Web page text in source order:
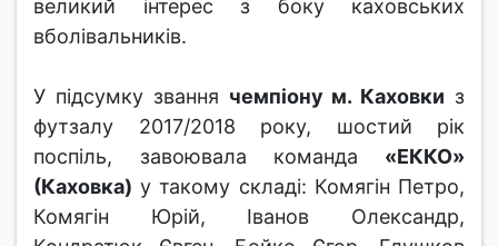
великий інтерес з боку каховських
вболівальників.
У підсумку звання чемпіону м. Каховки з
футзалу 2017/2018 року, шостий рік
поспіль, завоювала команда «ЕККО»
(Каховка) у такому складі: Комягін Петро,
Комягін Юрій, Іванов Олександр,